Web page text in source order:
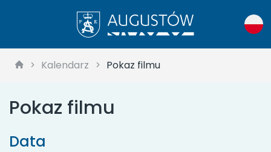
Kalendarz Pokaz filmu
Pokaz filmu
Data